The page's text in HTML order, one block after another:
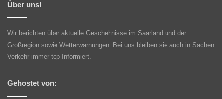
Über uns!
Wir berichten über aktuelle Geschehnisse im Saarland und der
Großregion sowie Wetterwarnungen. Bei uns bleiben sie auch in Sachen
Verkehr immer top Informiert.
Gehostet von: